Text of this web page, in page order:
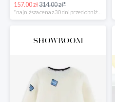
157.00 zł314.00 zł*
*najniższa cena z 30 dni przed obniżką